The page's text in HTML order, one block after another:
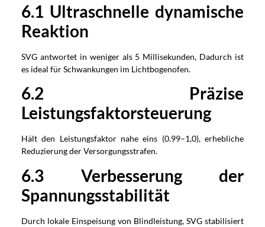
6.1 Ultraschnelle dynamische
Reaktion
SVG antwortet in weniger als 5 Millisekunden, Dadurch ist
es ideal für Schwankungen im Lichtbogenofen.
6.2 Präzise
Leistungsfaktorsteuerung
Hält den Leistungsfaktor nahe eins (0.99–1,0), erhebliche
Reduzierung der Versorgungsstrafen.
6.3 Verbesserung der
Spannungsstabilität
Durch lokale Einspeisung von Blindleistung, SVG stabilisiert